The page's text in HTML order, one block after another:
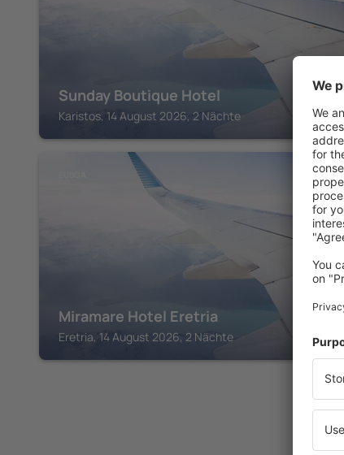
Sunday Boutique Hotel
Karistos, 14 August 2026, 2 Nächte
Miramare Hotel Eretria
Eretria, 14 August 2026, 2 Nächte